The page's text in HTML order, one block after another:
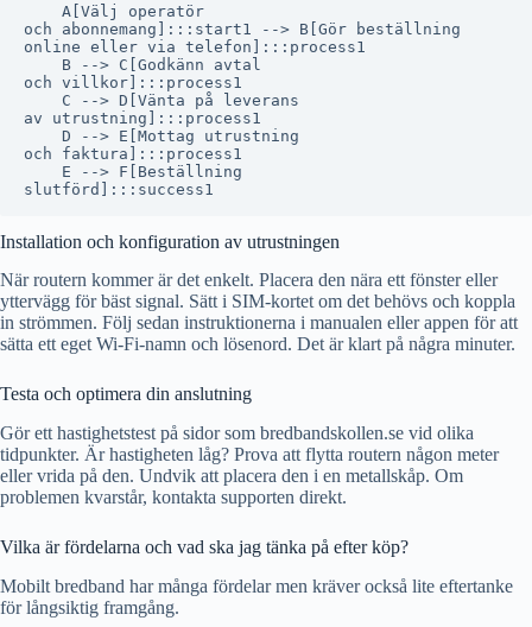
    A[Välj operatör
och abonnemang]:::start1 --> B[Gör beställning
online eller via telefon]:::process1
    B --> C[Godkänn avtal
och villkor]:::process1
    C --> D[Vänta på leverans
av utrustning]:::process1
    D --> E[Mottag utrustning
och faktura]:::process1
    E --> F[Beställning
Installation och konfiguration av utrustningen
När routern kommer är det enkelt. Placera den nära ett fönster eller
yttervägg för bäst signal. Sätt i SIM-kortet om det behövs och koppla
in strömmen. Följ sedan instruktionerna i manualen eller appen för att
sätta ett eget Wi-Fi-namn och lösenord. Det är klart på några minuter.
Testa och optimera din anslutning
Gör ett hastighetstest på sidor som bredbandskollen.se vid olika
tidpunkter. Är hastigheten låg? Prova att flytta routern någon meter
eller vrida på den. Undvik att placera den i en metallskåp. Om
problemen kvarstår, kontakta supporten direkt.
Vilka är fördelarna och vad ska jag tänka på efter köp?
Mobilt bredband har många fördelar men kräver också lite eftertanke
för långsiktig framgång.